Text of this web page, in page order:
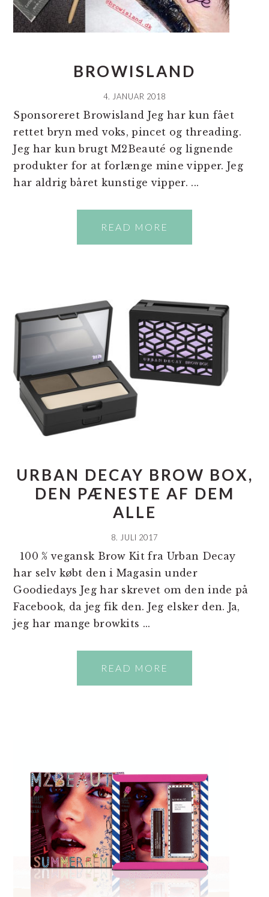
BROWISLAND
4. JANUAR 2018
Sponsoreret Browisland Jeg har kun fået
rettet bryn med voks, pincet og threading.
Jeg har kun brugt M2Beauté og lignende
produkter for at forlænge mine vipper. Jeg
har aldrig båret kunstige vipper. ...
READ MORE
URBAN DECAY BROW BOX,
DEN PÆNESTE AF DEM
ALLE
8. JULI 2017
100 % vegansk Brow Kit fra Urban Decay
har selv købt den i Magasin under
Goodiedays Jeg har skrevet om den inde på
Facebook, da jeg fik den. Jeg elsker den. Ja,
jeg har mange browkits ...
READ MORE